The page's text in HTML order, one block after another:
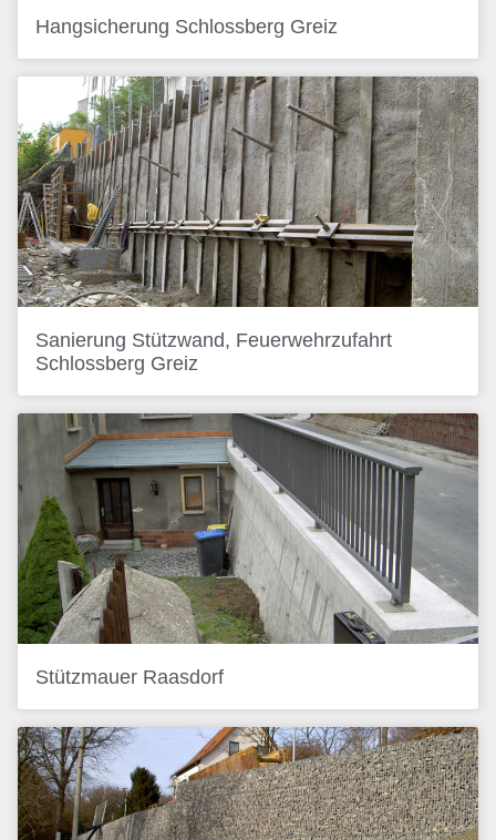
Hangsicherung Schlossberg Greiz
Sanierung Stützwand, Feuerwehrzufahrt
Schlossberg Greiz
Stützmauer Raasdorf